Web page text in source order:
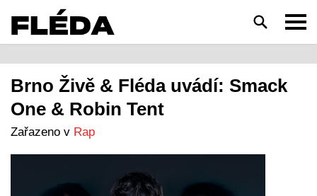
HLEDAT
Brno Živě & Fléda uvádí: Smack
One & Robin Tent
Zařazeno v Rap